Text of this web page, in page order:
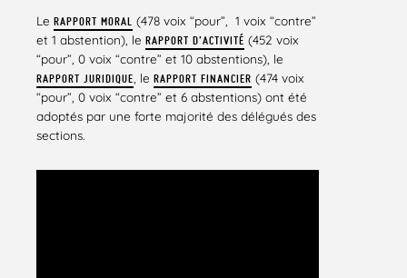
Le RAPPORT MORAL (478 voix “pour”, 1 voix “contre”
et 1 abstention), le RAPPORT D’ACTIVITÉ (452 voix
“pour”, 0 voix “contre” et 10 abstentions), le
RAPPORT JURIDIQUE , le RAPPORT FINANCIER (474 voix
“pour”, 0 voix “contre” et 6 abstentions) ont été
adoptés par une forte majorité des délégués des
sections.